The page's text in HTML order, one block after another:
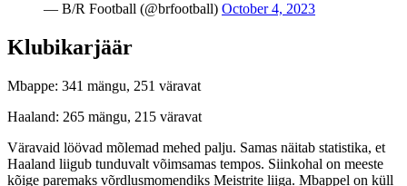
— B/R Football (@brfootball) October 4, 2023
Klubikarjäär
Mbappe: 341 mängu, 251 väravat
Haaland: 265 mängu, 215 väravat
Väravaid löövad mõlemad mehed palju. Samas näitab statistika, et
Haaland liigub tunduvalt võimsamas tempos. Siinkohal on meeste
kõige paremaks võrdlusmomendiks Meistrite liiga. Mbappel on küll